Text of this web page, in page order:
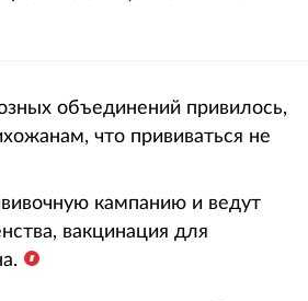
объединений привилось,
что прививаться не
кампанию и ведут
вакцинация для